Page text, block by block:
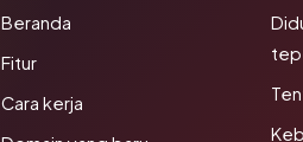
Beranda
Fitur
Cara kerja